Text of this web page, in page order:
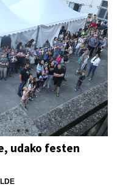
udako festen